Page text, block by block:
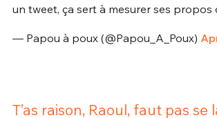
un tweet, ça sert à mesurer ses propos
— Papou à poux (@Papou_A_Poux)
T’as raison, Raoul, faut pas se